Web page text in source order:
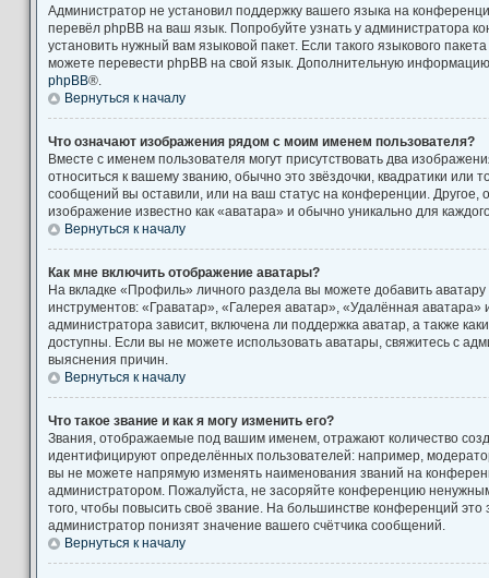
Администратор не установил поддержку вашего языка на
перевёл phpBB на ваш язык. Попробуйте узнать у администратора
установить нужный вам языковой пакет. Если такого языкового
можете перевести phpBB на свой язык. Дополнительную
phpBB®.
Вернуться к началу
Что означают изображения рядом с моим именем пользователя?
Вместе с именем пользователя могут присутствовать два
относиться к вашему званию, обычно это звёздочки, квадратики или
сообщений вы оставили, или на ваш статус на конференции. Другое,
изображение известно как «аватара» и обычно уникально для
Вернуться к началу
Как мне включить отображение аватары?
На вкладке «Профиль» личного раздела вы можете добавить
инструментов: «Граватар», «Галерея аватар», «Удалённая
администратора зависит, включена ли поддержка аватар, а также
доступны. Если вы не можете использовать аватары, свяжитесь с
выяснения причин.
Вернуться к началу
Что такое звание и как я могу изменить его?
Звания, отображаемые под вашим именем, отражают количество
идентифицируют определённых пользователей: например,
вы не можете напрямую изменять наименования званий на
администратором. Пожалуйста, не засоряйте конференцию
того, чтобы повысить своё звание. На большинстве конференций
администратор понизят значение вашего счётчика сообщений.
Вернуться к началу